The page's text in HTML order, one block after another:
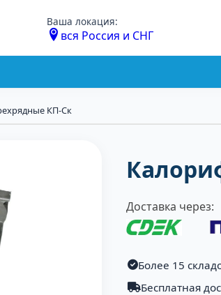
Ваша локация:
вся Россия и СНГ
КП-Ск
Доставка через:
Более 15
Бесплатная